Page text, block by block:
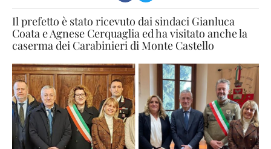
Il prefetto è stato ricevuto dai sindaci Gianluca
Coata e Agnese Cerquaglia ed ha visitato anche la
caserma dei Carabinieri di Monte Castello